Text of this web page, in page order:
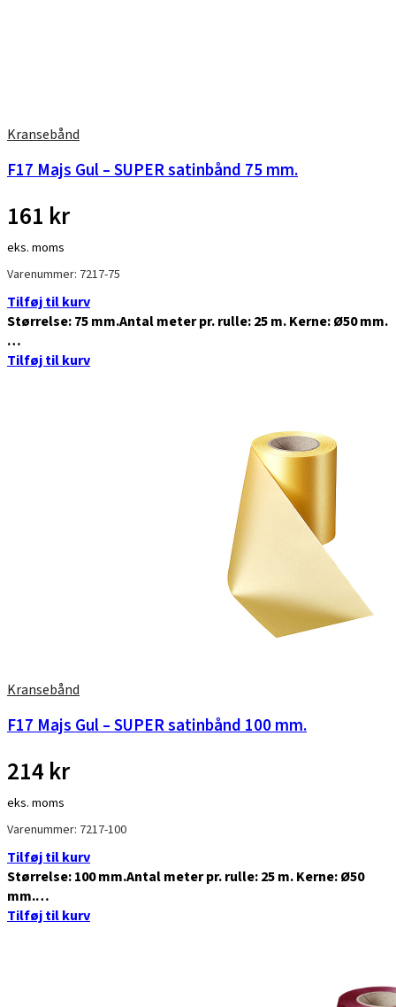
Kransebånd
F17 Majs Gul – SUPER satinbånd 75 mm.
161 kr
eks. moms
Varenummer: 7217-75
Tilføj til kurv
Størrelse: 75 mm.Antal meter pr. rulle: 25 m. Kerne: Ø50 mm.
…
Tilføj til kurv
Kransebånd
F17 Majs Gul – SUPER satinbånd 100 mm.
214 kr
eks. moms
Varenummer: 7217-100
Tilføj til kurv
Størrelse: 100 mm.Antal meter pr. rulle: 25 m. Kerne: Ø50
mm.…
Tilføj til kurv